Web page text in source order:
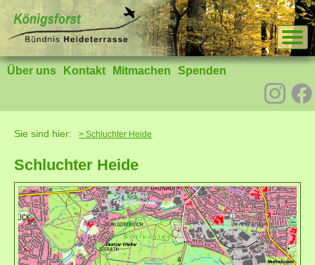
Über uns Kontakt Mitmachen Spenden
Sie sind hier: > Schluchter Heide
Schluchter Heide